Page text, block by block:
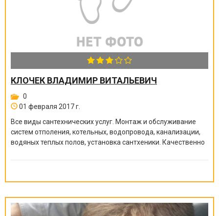
КЛОЧЕК ВЛАДИМИР ВИТАЛЬЕВИЧ
0
01 февраля 2017 г.
Все виды сантехнических услуг. Монтаж и обслуживание
систем отполения, котельных, водопровода, канализации,
водяных теплых полов, установка сантхеники. Качественно